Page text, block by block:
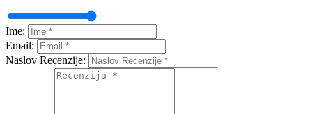
Ime:
Email:
Naslov Recenzije: